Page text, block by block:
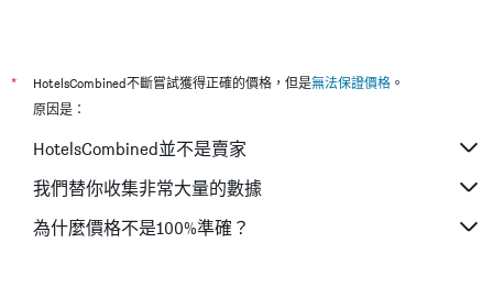
御宿nurukawa 溫泉
由布岳一望之宿美星
諾伊厄牧場酒店
上之湯旅館
湯布院風之森旅館
* HotelsCombined不斷嘗試獲得正確的價格，但是無法保證價格 。
原因是：
HotelsCombined並不是賣家
我們替你收集非常大量的數據
為什麼價格不是100%準確？